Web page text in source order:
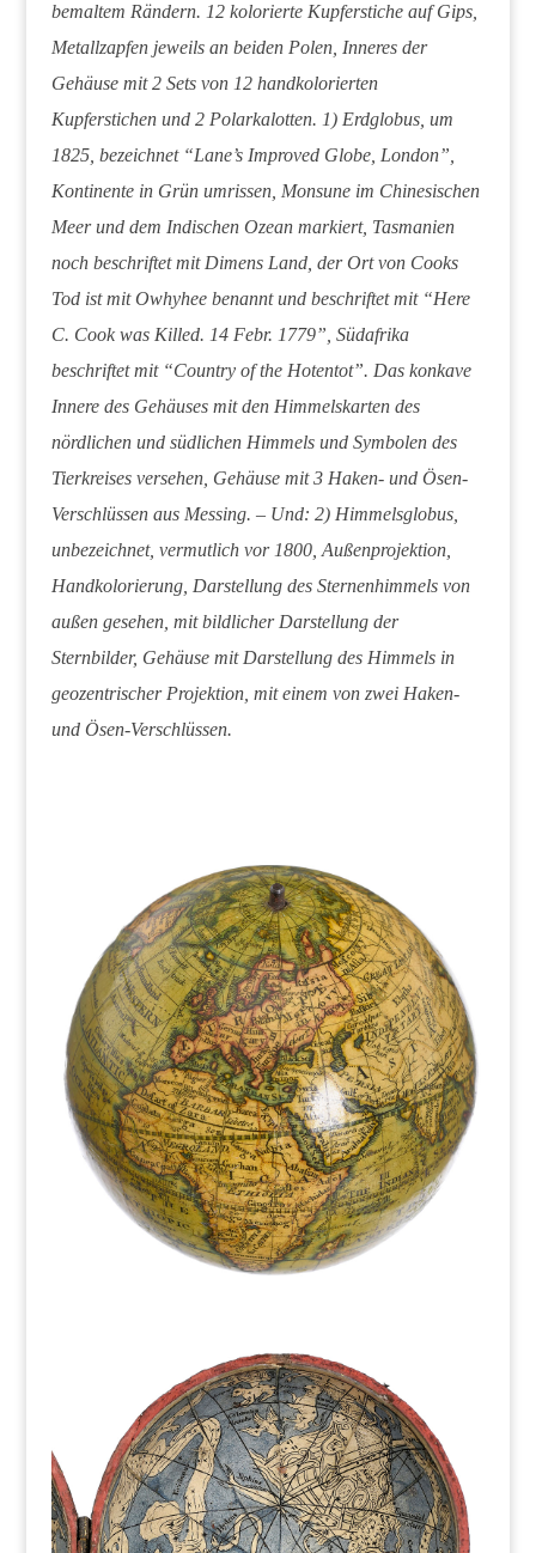
bemaltem Rändern. 12 kolorierte Kupferstiche auf Gips,
Metallzapfen jeweils an beiden Polen, Inneres der
Gehäuse mit 2 Sets von 12 handkolorierten
Kupferstichen und 2 Polarkalotten. 1) Erdglobus, um
1825, bezeichnet “Lane’s Improved Globe, London”,
Kontinente in Grün umrissen, Monsune im Chinesischen
Meer und dem Indischen Ozean markiert, Tasmanien
noch beschriftet mit Dimens Land, der Ort von Cooks
Tod ist mit Owhyhee benannt und beschriftet mit “Here
C. Cook was Killed. 14 Febr. 1779”, Südafrika
beschriftet mit “Country of the Hotentot”. Das konkave
Innere des Gehäuses mit den Himmelskarten des
nördlichen und südlichen Himmels und Symbolen des
Tierkreises versehen, Gehäuse mit 3 Haken- und Ösen-
Verschlüssen aus Messing. – Und: 2) Himmelsglobus,
unbezeichnet, vermutlich vor 1800, Außenprojektion,
Handkolorierung, Darstellung des Sternenhimmels von
außen gesehen, mit bildlicher Darstellung der
Sternbilder, Gehäuse mit Darstellung des Himmels in
geozentrischer Projektion, mit einem von zwei Haken-
und Ösen-Verschlüssen.